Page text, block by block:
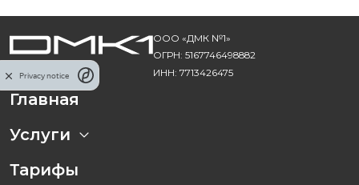
ООО «ДМК №1»
ОГРН: 5167746498882
ИНН: 7713426475
Главная
Услуги
Тарифы
Privacy notice